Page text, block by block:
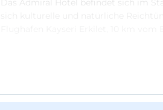
Das Admiral Hotel befindet sich im